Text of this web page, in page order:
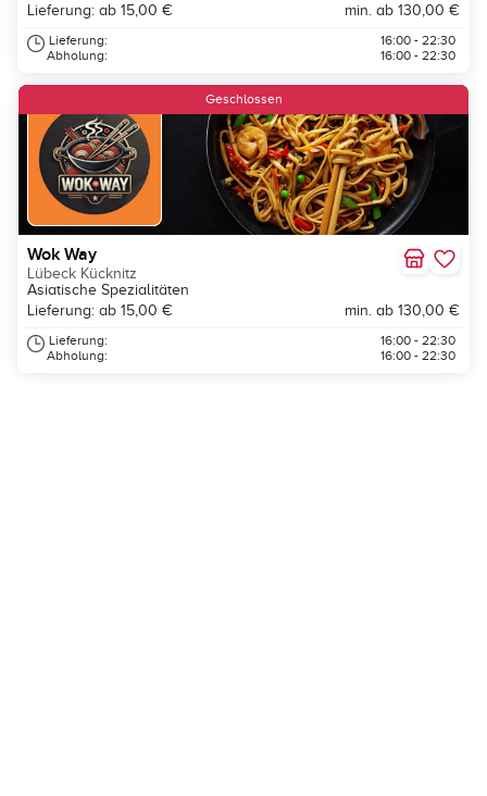
Lieferung: ab 15,00 €
min. ab 130,00 €
Lieferung:
Abholung:
16:00 - 22:30
16:00 - 22:30
Geschlossen
Wok Way
Lübeck Kücknitz
Asiatische Spezialitäten
Lieferung: ab 15,00 €
min. ab 130,00 €
Lieferung:
Abholung:
16:00 - 22:30
16:00 - 22:30